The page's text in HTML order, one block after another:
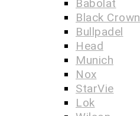
Babolat
Black Crown
Bullpadel
Head
Munich
Nox
StarVie
Lok